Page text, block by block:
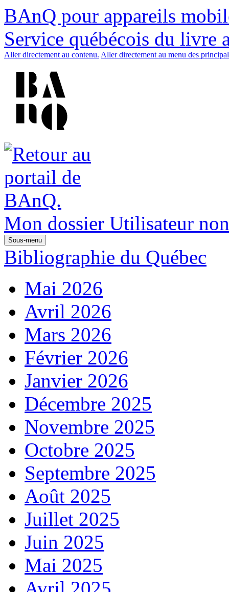
BAnQ pour appareils
Service québécois du livre
Aller directement au contenu. Aller directement au menu des
Mon dossier Utilisateur
Sous-menu
Bibliographie du Québec
Mai 2026
Avril 2026
Mars 2026
Février 2026
Janvier 2026
Décembre 2025
Novembre 2025
Octobre 2025
Septembre 2025
Août 2025
Juillet 2025
Juin 2025
Mai 2025